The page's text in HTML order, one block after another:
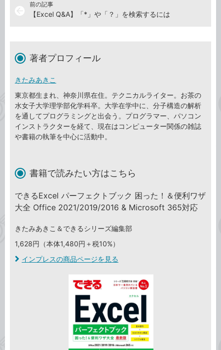
前の記事
【Excel Q&A】「*」や「？」を検索するには
著者プロフィール
きたみあきこ
東京都生まれ、神奈川県在住。テクニカルライター。お茶の
水女子大学理学部化学科卒。大学在学中に、分子構造の解析
を通してプログラミングと出会う。プログラマー、パソコン
インストラクターを経て、現在はコンピューター関係の雑誌
や書籍の執筆を中心に活動中。
書籍で読みたい方はこちら
できるExcel パーフェクトブック 困った！＆便利ワザ
大全 Office 2021/2019/2016 & Microsoft 365対応
きたみあきこ＆できるシリーズ編集部
1,628円（本体1,480円＋税10%）
インプレスの商品ページを見る